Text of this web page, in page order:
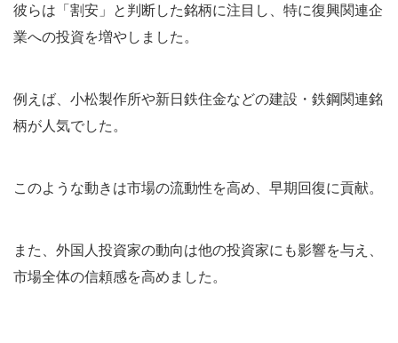
彼らは「割安」と判断した銘柄に注目し、特に復興関連企
業への投資を増やしました。
例えば、小松製作所や新日鉄住金などの建設・鉄鋼関連銘
柄が人気でした。
このような動きは市場の流動性を高め、早期回復に貢献。
また、外国人投資家の動向は他の投資家にも影響を与え、
市場全体の信頼感を高めました。